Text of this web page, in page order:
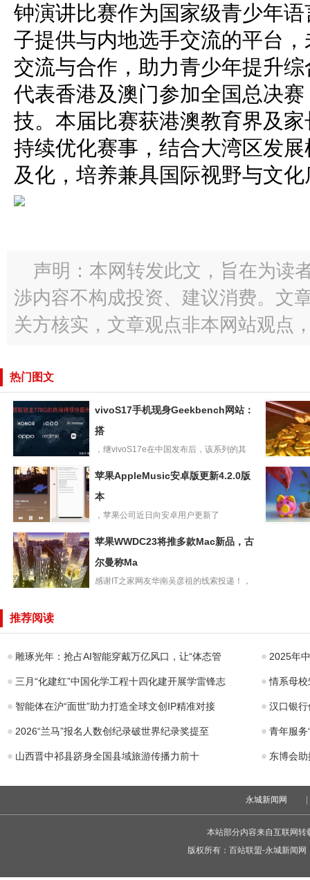
钟演讲比赛作为国家级青少年
子提供与内地选手交流的平台
交流与合作，助力青少年提升
代表香港及澳门参加全国总决
技。本届比赛获港澳教育界及
持续优化赛事，结合大湾区发
及化，培养兼具国际视野与文
声明：本网转发此文，旨在为读
渉内容不构成投资、建议消费。文
关方核实，文章观点非本网站观点
热门图文
vivoS17手机现身
Geekbench网
站：搭
vivoS17手机现身Geekbench网站：
搭
，继vivoS17e在中国发布后，该系列的其
摩托罗拉
手机亮相
苹果AppleMusic
安卓版更新4.2.0
版本
苹果AppleMusic安卓版更新4.2.0版
本
，苹果公司近日向安卓用户更新了
推多款Mac新
苹果WWDC23将推多款Mac新品，古
尔曼称Ma
感谢IT之家网友华南吴彦祖的线索投递！，
推荐阅读
雕琢光年：抢占AI智能穿戴万亿风口，让“体态管 2025年
三月“化建红”中国化学工程十四化建开展学雷锋志 情系母校
智能体在沪“面世”助力打造全球文创IP精准对接 汉口银
2026“兰马”报名人数创纪录破世界纪录奖提至 青年服务
山西晋中祁县跻身全国县域旅游传播力前十 东博会
永城新闻网
本站部分内容来自互联网
版权所有： 百站联盟-永城新闻网